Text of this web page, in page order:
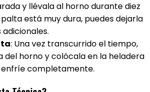
y llévala al horno durante diez
palta está muy dura, puedes dejarla
: Una vez transcurrido el tiempo,
del horno y colócala en la heladera
enfríe completamente.